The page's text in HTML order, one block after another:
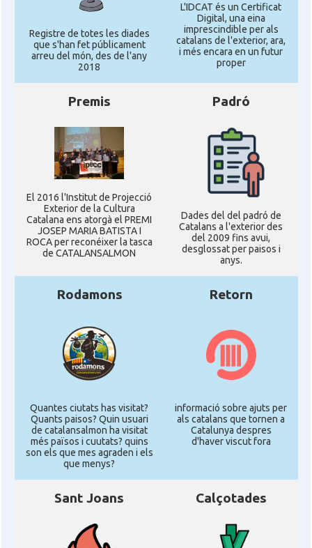
Registre de totes les diades
que s'han fet públicament
arreu del món, des de l'any
2018
L'IDCAT és un Certificat
Digital, una eina
imprescindible per als
catalans de l'exterior, ara,
i més encara en un futur
proper
Premis
El 2016 l'Institut de Projecció
Exterior de la Cultura
Catalana ens atorgà el PREMI
JOSEP MARIA BATISTA I
ROCA per reconéixer la tasca
de CATALANSALMON
Padró
Dades del del padró de
Catalans a l'exterior des
del 2009 fins avui,
desglossat per paisos i
anys.
Rodamons
Quantes ciutats has visitat?
Quants paisos? Quin usuari
de catalansalmon ha visitat
més països i cuutats? quins
son els que mes agraden i els
que menys?
Retorn
informació sobre ajuts per
als catalans que tornen a
Catalunya despres
d'haver viscut fora
Sant Joans Calçotades